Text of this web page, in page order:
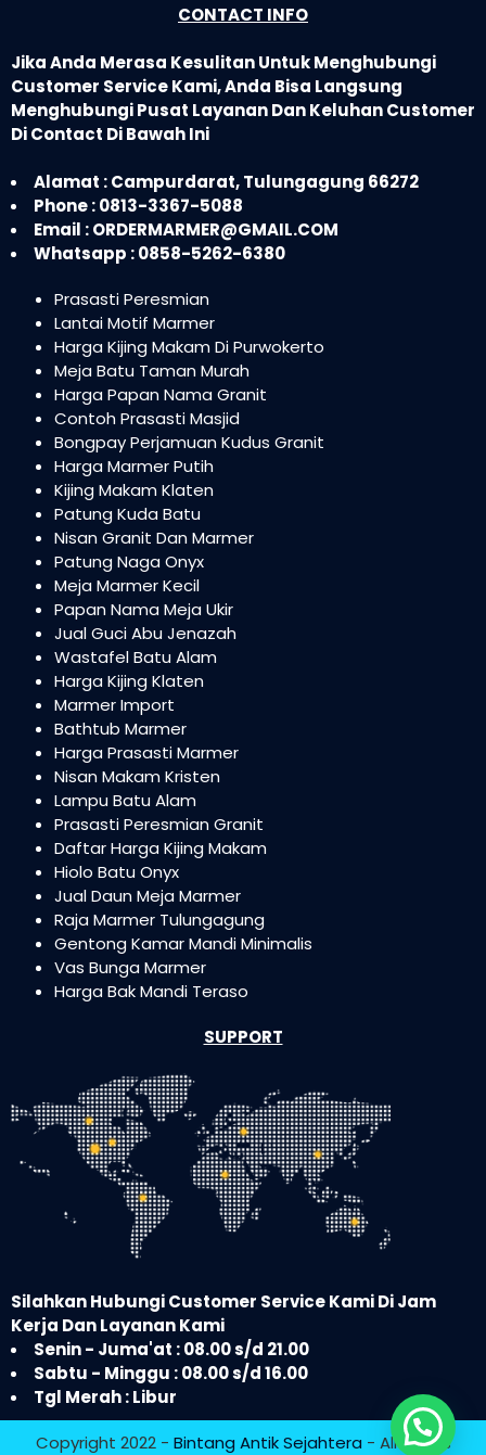
CONTACT INFO
Jika Anda Merasa Kesulitan Untuk Menghubungi
Customer Service Kami, Anda Bisa Langsung
Menghubungi Pusat Layanan Dan Keluhan Customer
Di Contact Di Bawah Ini
Alamat : Campurdarat, Tulungagung 66272
Phone : 0813-3367-5088
Email : ORDERMARMER@GMAIL.COM
Whatsapp : 0858-5262-6380
Prasasti Peresmian
Lantai Motif Marmer
Harga Kijing Makam Di Purwokerto
Meja Batu Taman Murah
Harga Papan Nama Granit
Contoh Prasasti Masjid
Bongpay Perjamuan Kudus Granit
Harga Marmer Putih
Kijing Makam Klaten
Patung Kuda Batu
Nisan Granit Dan Marmer
Patung Naga Onyx
Meja Marmer Kecil
Papan Nama Meja Ukir
Jual Guci Abu Jenazah
Wastafel Batu Alam
Harga Kijing Klaten
Marmer Import
Bathtub Marmer
Harga Prasasti Marmer
Nisan Makam Kristen
Lampu Batu Alam
Prasasti Peresmian Granit
Daftar Harga Kijing Makam
Hiolo Batu Onyx
Jual Daun Meja Marmer
Raja Marmer Tulungagung
Gentong Kamar Mandi Minimalis
Vas Bunga Marmer
Harga Bak Mandi Teraso
SUPPORT
Silahkan Hubungi Customer Service Kami Di Jam
Kerja Dan Layanan Kami
Senin - Juma'at : 08.00 s/d 21.00
Sabtu - Minggu : 08.00 s/d 16.00
Tgl Merah : Libur
Copyright 2022 - Bintang Antik Sejahtera - All Rights